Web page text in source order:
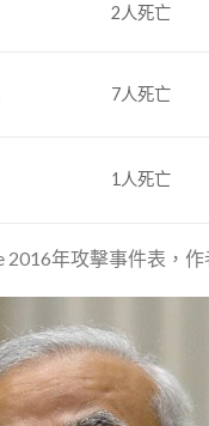
2人死亡
7人死亡
1人死亡
2016年攻擊事件表，